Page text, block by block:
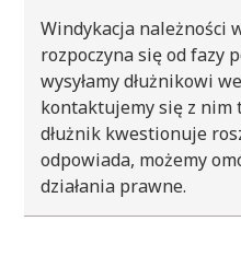
Windykacja należności
rozpoczyna się od fazy
wysyłamy dłużnikowi
kontaktujemy się z nim
dłużnik kwestionuje
odpowiada, możemy
działania prawne.